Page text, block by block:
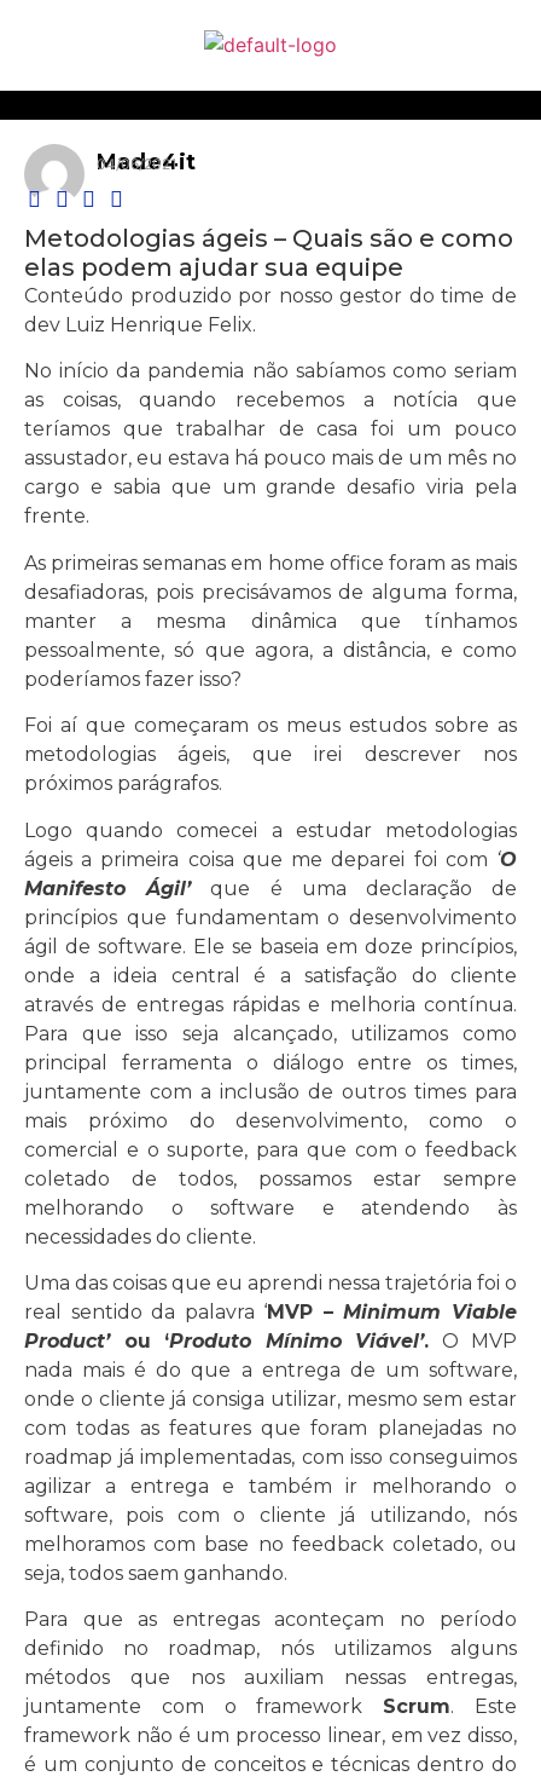
Made4it
04/06/2021
Metodologias ágeis – Quais são e como
elas podem ajudar sua equipe
Conteúdo produzido por nosso gestor do time de
dev Luiz Henrique Felix.
No início da pandemia não sabíamos como seriam
as coisas, quando recebemos a notícia que
teríamos que trabalhar de casa foi um pouco
assustador, eu estava há pouco mais de um mês no
cargo e sabia que um grande desafio viria pela
frente.
As primeiras semanas em home office foram as mais
desafiadoras, pois precisávamos de alguma forma,
manter a mesma dinâmica que tínhamos
pessoalmente, só que agora, a distância, e como
poderíamos fazer isso?
Foi aí que começaram os meus estudos sobre as
metodologias ágeis, que irei descrever nos
próximos parágrafos.
Logo quando comecei a estudar metodologias
ágeis a primeira coisa que me deparei foi com ‘O
Manifesto Ágil’que é uma declaração de
princípios que fundamentam o desenvolvimento
ágil de software. Ele se baseia em doze princípios,
onde a ideia central é a satisfação do cliente
através de entregas rápidas e melhoria contínua.
Para que isso seja alcançado, utilizamos como
principal ferramenta o diálogo entre os times,
juntamente com a inclusão de outros times para
mais próximo do desenvolvimento, como o
comercial e o suporte, para que com o feedback
coletado de todos, possamos estar sempre
melhorando o software e atendendo às
necessidades do cliente.
Uma das coisas que eu aprendi nessa trajetória foi o
real sentido da palavra ‘MVP –Minimum Viable
Product’ou ‘Produto Mínimo Viável’. O MVP
nada mais é do que a entrega de um software,
onde o cliente já consiga utilizar, mesmo sem estar
com todas as features que foram planejadas no
roadmap já implementadas, com isso conseguimos
agilizar a entrega e também ir melhorando o
software, pois com o cliente já utilizando, nós
melhoramos com base no feedback coletado, ou
seja, todos saem ganhando.
Para que as entregas aconteçam no período
definido no roadmap, nós utilizamos alguns
métodos que nos auxiliam nessas entregas,
juntamente com o framework Scrum. Este
framework não é um processo linear, em vez disso,
é um conjunto de conceitos e técnicas dentro do